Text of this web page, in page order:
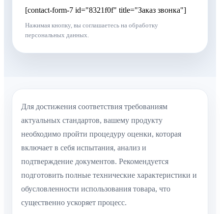
[contact-form-7 id="8321f0f" title="Заказ звонка"]
Нажимая кнопку, вы соглашаетесь на обработку
персональных данных.
Для достижения соответствия требованиям
актуальных стандартов, вашему продукту
необходимо пройти процедуру оценки, которая
включает в себя испытания, анализ и
подтверждение документов. Рекомендуется
подготовить полные технические характеристики и
обусловленности использования товара, что
существенно ускоряет процесс.